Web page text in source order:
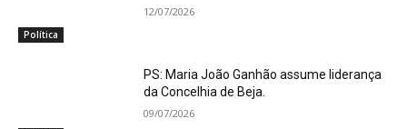
Política
12/07/2026
PS: Maria João Ganhão assume liderança
da Concelhia de Beja.
09/07/2026